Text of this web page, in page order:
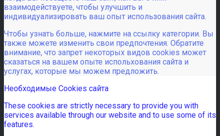
взаимодействуете, чтобы улучшить и
индивидуализировать ваш опыт использования сайта.
Чтобы узнать больше, нажмите на ссылку категории. Вы
также можете изменить свои предпочтения. Обратите
внимание, что запрет некоторых видов cookies может
сказаться на вашем опыте испольхования сайта и
услугах, которые мы можем предложить.
Необходимые Cookies сайта
These cookies are strictly necessary to provide you with
services available through our website and to use some of its
features.